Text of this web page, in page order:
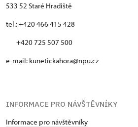
533 52 Staré Hradiště
tel.: +420 466 415 428
+420 725 507 500
e-mail: kunetickahora@npu.cz
INFORMACE PRO NÁVŠTĚVNÍKY
Informace pro návštěvníky